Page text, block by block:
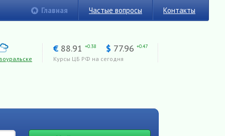
Главная Частые вопросы Контакты
€ 88.91 +0.38 $ 77.96 +0.47
Курсы ЦБ РФ на сегодня